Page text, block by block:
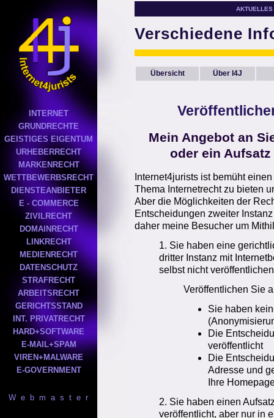
INTERNET
GRUNDRECHTE
GEISTIGES EIGENTUM
URHEBERRECHT
MARKENRECHT
WETTBEWERBSRECHT
DIENSTEANBIETER
E - COMMERCE
ZIVILRECHT
DOMAINRECHT
LINKRECHT
MEDIENRECHT
DATENSCHUTZ
STRAFRECHT
ARBEITSRECHT
GERICHTSSTAND
INT. PRIVATRECHT
HARD+SOFTWARE
E-MAIL+SPAM
VIREN+MALWARE
E-GOVERNMENT
W e b m a s t e r
AKTUELLES
Verschiedene
Übersicht Über I4J
Mein Angebot an
oder ein
Internet4jurists ist bemüht
Thema Internetrecht zu bieten
Aber die Möglichkeiten der
Entscheidungen zweiter
daher meine Besucher um
1. Sie haben eine
dritter Instanz mit
selbst nicht
Veröffentlichen Sie
Sie haben
Die
veröffentlicht
Die
Adresse und
Ihre
2. Sie haben einen
veröffentlicht, aber nur in